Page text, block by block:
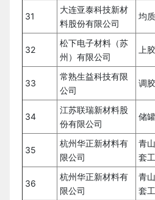
31
大连亚泰科技新材
料股份有限公司
均
32
松下电子材料（苏
州）有限公司
上
33
常熟生益科技有限
公司
调
34
江苏联瑞新材料股
份有限公司
储
35
杭州华正新材料有
限公司
青
套
36
杭州华正新材料有
限公司
青
套